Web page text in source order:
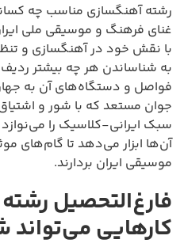
رشته آهنگسازی مناسب چه
غنای فرهنگ و موسیقی ملی
با نقش خود در آهنگسازی و
به شناساندن هر چه بیشتر
فواصل و دستگاه‌های آن به
جوان مستعد که با شور و
سبک ایرانی-کلاسیک را
آن‌ها ابزار می‌دهد تا گام‌های
موسیقی ایران بردارند.
فارغ‌التحصیل
کارهایی